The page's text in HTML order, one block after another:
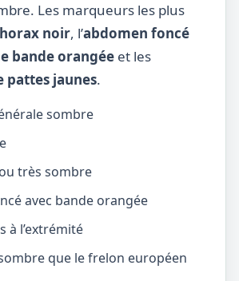
Les marqueurs les plus
noir, l’abdomen foncé
bande orangée et les
pattes jaunes.
sombre
très sombre
avec bande orangée
à l’extrémité
que le frelon européen